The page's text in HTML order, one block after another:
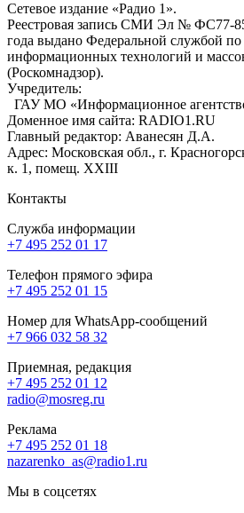
Сетевое издание «Радио 1».
Реестровая запись СМИ Эл № ФС77-
года выдано Федеральной службой по
информационных технологий и
(Роскомнадзор).
Учредитель:
ГАУ МО «Информационное
Доменное имя сайта: RADIO1.RU
Главный редактор: Аванесян Д.А.
Адрес: Московская обл., г.
к. 1, помещ. XXIII
Контакты
Служба информации
+7 495 252 01 17
Телефон прямого эфира
+7 495 252 01 15
Номер для WhatsApp-сообщений
+7 966 032 58 32
Приемная, редакция
+7 495 252 01 12
radio@mosreg.ru
Реклама
+7 495 252 01 18
nazarenko_as@radio1.ru
Мы в соцсетях